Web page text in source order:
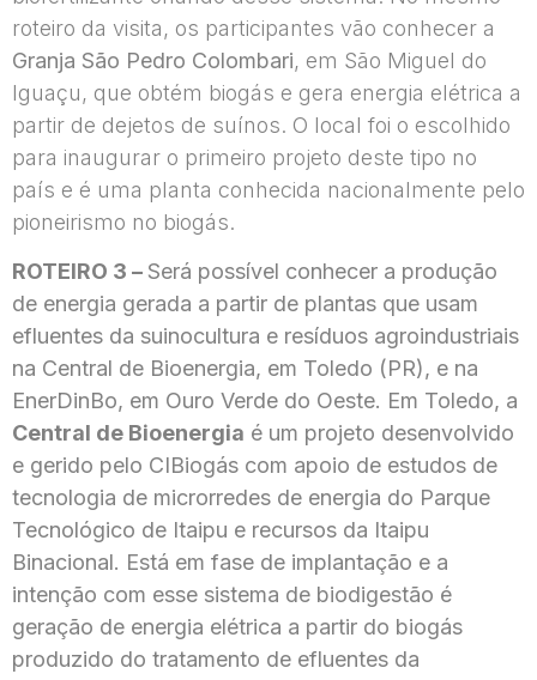
roteiro da visita, os participantes vão conhecer a
Granja São Pedro Colombari, em São Miguel do
Iguaçu, que obtém biogás e gera energia elétrica a
partir de dejetos de suínos. O local foi o escolhido
para inaugurar o primeiro projeto deste tipo no
país e é uma planta conhecida nacionalmente pelo
pioneirismo no biogás.
ROTEIRO 3 – Será possível conhecer a produção
de energia gerada a partir de plantas que usam
efluentes da suinocultura e resíduos agroindustriais
na Central de Bioenergia, em Toledo (PR), e na
EnerDinBo, em Ouro Verde do Oeste. Em Toledo, a
Central de Bioenergia é um projeto desenvolvido
e gerido pelo CIBiogás com apoio de estudos de
tecnologia de microrredes de energia do Parque
Tecnológico de Itaipu e recursos da Itaipu
Binacional. Está em fase de implantação e a
intenção com esse sistema de biodigestão é
geração de energia elétrica a partir do biogás
produzido do tratamento de efluentes da